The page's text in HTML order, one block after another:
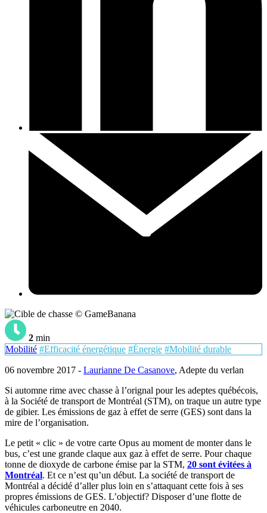
© GameBanana
2 min
Mobilité #Efficacité énergétique #Énergie #Mobilité durable
06 novembre 2017 - Laurianne De Casanove, Adepte du verlan
Si automne rime avec chasse à l’orignal pour les adeptes québécois,
à la Société de transport de Montréal (STM), on traque un autre type
de gibier. Les émissions de gaz à effet de serre (GES) sont dans la
mire de l’organisation.
Le petit « clic » de votre carte Opus au moment de monter dans le
bus, c’est une grande claque aux gaz à effet de serre. Pour chaque
tonne de dioxyde de carbone émise par la STM, 20 sont évitées à
Montréal. Et ce n’est qu’un début. La société de transport de
Montréal a décidé d’aller plus loin en s’attaquant cette fois à ses
propres émissions de GES. L’objectif? Disposer d’une flotte de
véhicules carboneutre en 2040.